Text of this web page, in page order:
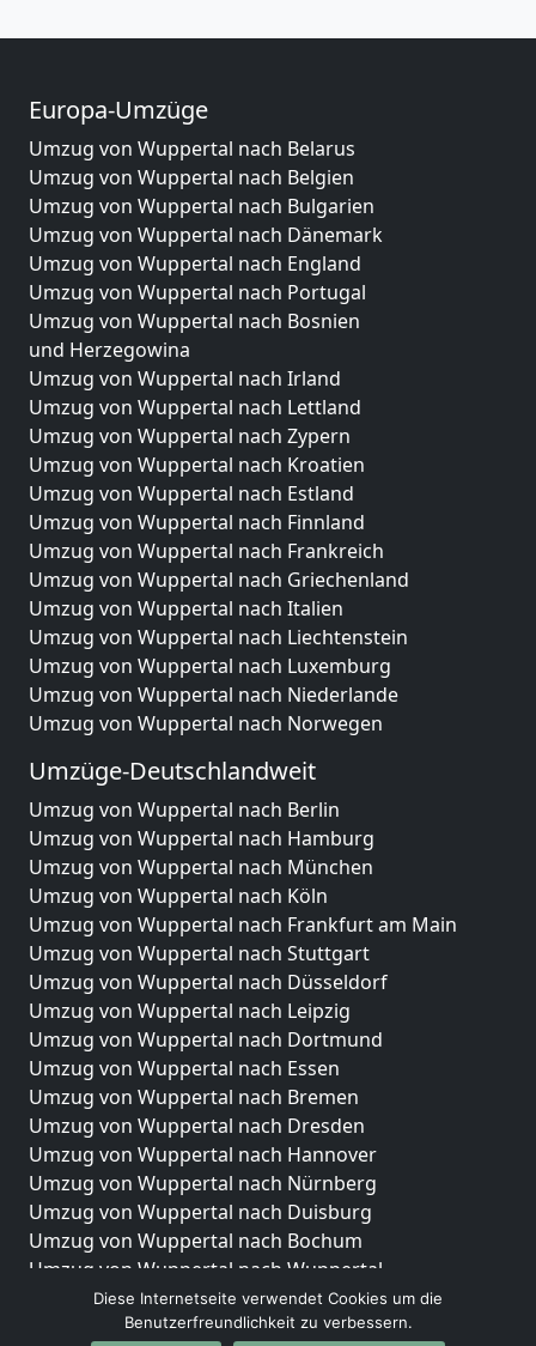
Europa-Umzüge
Umzug von Wuppertal nach Belarus
Umzug von Wuppertal nach Belgien
Umzug von Wuppertal nach Bulgarien
Umzug von Wuppertal nach Dänemark
Umzug von Wuppertal nach England
Umzug von Wuppertal nach Portugal
Umzug von Wuppertal nach Bosnien
und Herzegowina
Umzug von Wuppertal nach Irland
Umzug von Wuppertal nach Lettland
Umzug von Wuppertal nach Zypern
Umzug von Wuppertal nach Kroatien
Umzug von Wuppertal nach Estland
Umzug von Wuppertal nach Finnland
Umzug von Wuppertal nach Frankreich
Umzug von Wuppertal nach Griechenland
Umzug von Wuppertal nach Italien
Umzug von Wuppertal nach Liechtenstein
Umzug von Wuppertal nach Luxemburg
Umzug von Wuppertal nach Niederlande
Umzug von Wuppertal nach Norwegen
Umzüge-Deutschlandweit
Umzug von Wuppertal nach Berlin
Umzug von Wuppertal nach Hamburg
Umzug von Wuppertal nach München
Umzug von Wuppertal nach Köln
Umzug von Wuppertal nach Frankfurt am Main
Umzug von Wuppertal nach Stuttgart
Umzug von Wuppertal nach Düsseldorf
Umzug von Wuppertal nach Leipzig
Umzug von Wuppertal nach Dortmund
Umzug von Wuppertal nach Essen
Umzug von Wuppertal nach Bremen
Umzug von Wuppertal nach Dresden
Umzug von Wuppertal nach Hannover
Umzug von Wuppertal nach Nürnberg
Umzug von Wuppertal nach Duisburg
Umzug von Wuppertal nach Bochum
Umzug von Wuppertal nach Wuppertal
Umzug von Wuppertal nach Bielefeld
Umzug von Wuppertal nach Bonn
Diese Internetseite verwendet Cookies um die
Benutzerfreundlichkeit zu verbessern.